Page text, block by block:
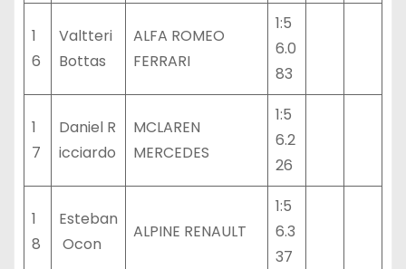
1
6
Valtteri
Bottas
ALFA ROMEO
FERRARI
1:5
6.0
83
1
7
Daniel R
icciardo
MCLAREN
MERCEDES
1:5
6.2
26
1
8
Esteban
Ocon
ALPINE RENAULT
1:5
6.3
37